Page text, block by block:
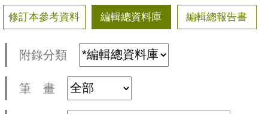
修訂本參考資料 編輯總資料庫 編輯總報告書
附錄分類
筆 畫